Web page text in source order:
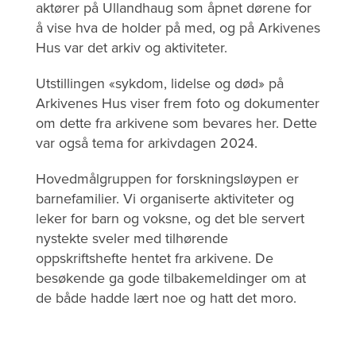
aktører på Ullandhaug som åpnet dørene for
å vise hva de holder på med, og på Arkivenes
Hus var det arkiv og aktiviteter.
Utstillingen «sykdom, lidelse og død» på
Arkivenes Hus viser frem foto og dokumenter
om dette fra arkivene som bevares her. Dette
var også tema for arkivdagen 2024.
Hovedmålgruppen for forskningsløypen er
barnefamilier. Vi organiserte aktiviteter og
leker for barn og voksne, og det ble servert
nystekte sveler med tilhørende
oppskriftshefte hentet fra arkivene. De
besøkende ga gode tilbakemeldinger om at
de både hadde lært noe og hatt det moro.